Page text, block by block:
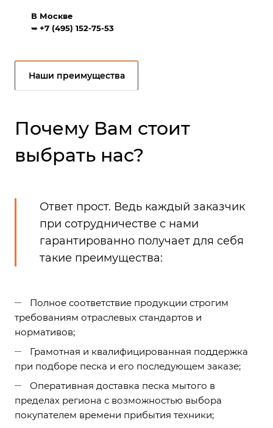
В Москве
➥ +7 (495) 152-75-53
Наши преимущества
Почему Вам стоит
выбрать нас?
Ответ прост. Ведь каждый заказчик
при сотрудничестве с нами
гарантированно получает для себя
такие преимущества:
Полное соответствие продукции строгим
требованиям отраслевых стандартов и
нормативов;
Грамотная и квалифицированная поддержка
при подборе песка и его последующем заказе;
Оперативная доставка песка мытого в
пределах региона с возможностью выбора
покупателем времени прибытия техники;